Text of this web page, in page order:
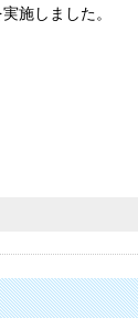
施しました。